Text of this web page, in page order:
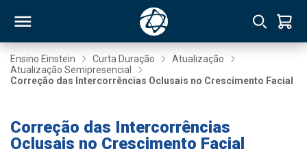
Ensino Einstein Curta Duração
Atualização
Atualização Semipresencial
Correção das Intercorrências Oclusais no Crescimento Facial
Correção das Intercorrências
Oclusais no Crescimento Facial